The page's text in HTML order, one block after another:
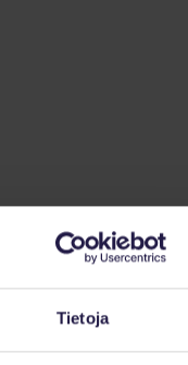
Tietoja